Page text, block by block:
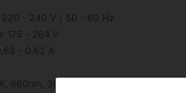
220 - 240 V / 50 - 60 Hz
175 - 264 V
- 0,62 A
660nm, 395nm, 30nm